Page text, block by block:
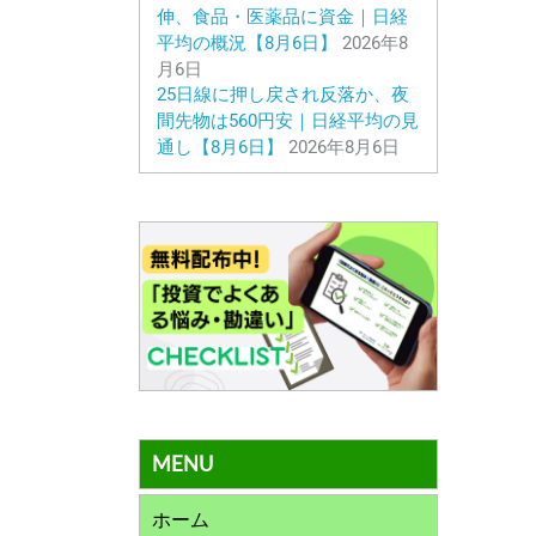
伸、食品・医薬品に資金｜日経
平均の概況【8月6日】
2026年8
月6日
25日線に押し戻され反落か、夜
間先物は560円安｜日経平均の見
通し【8月6日】
2026年8月6日
MENU
ホーム